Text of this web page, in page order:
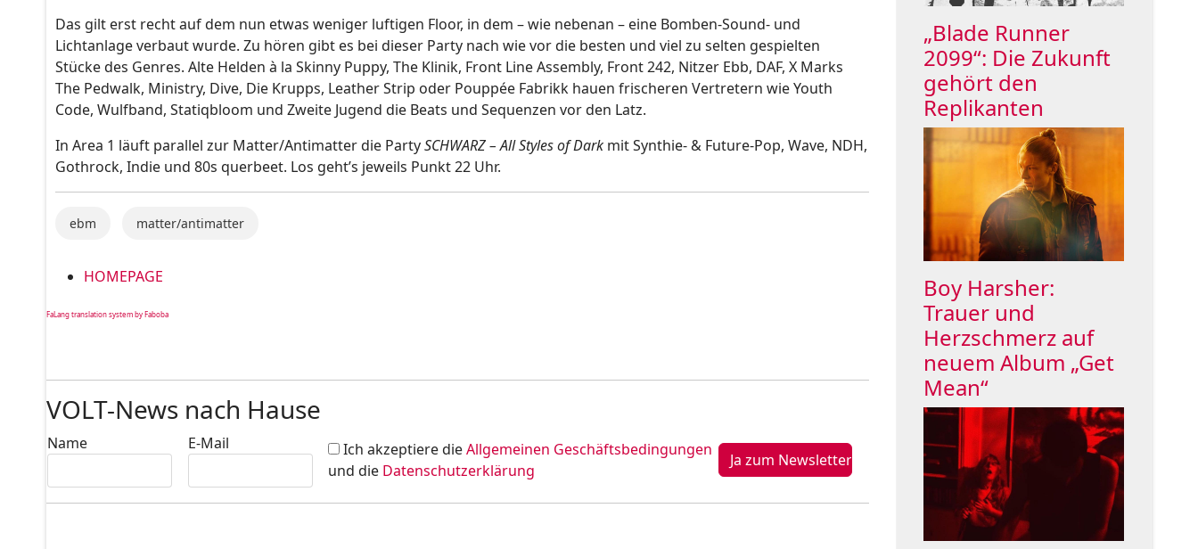
Das gilt erst recht auf dem nun etwas weniger luftigen Floor, in dem – wie nebenan – eine Bomben-Sound- und
Lichtanlage verbaut wurde. Zu hören gibt es bei dieser Party nach wie vor die besten und viel zu selten gespielten
Stücke des Genres. Alte Helden à la Skinny Puppy, The Klinik, Front Line Assembly, Front 242, Nitzer Ebb, DAF, X Marks
The Pedwalk, Ministry, Dive, Die Krupps, Leather Strip oder Pouppée Fabrikk hauen frischeren Vertretern wie Youth
Code, Wulfband, Statiqbloom und Zweite Jugend die Beats und Sequenzen vor den Latz.
In Area 1 läuft parallel zur Matter/Antimatter die PartySCHWARZ – All Styles of Dark mit Synthie- & Future-Pop, Wave, NDH,
Gothrock, Indie und 80s querbeet. Los geht’s jeweils Punkt 22 Uhr.
ebm matter/antimatter
HOMEPAGE
FaLang translation system by Faboba
VOLT-News nach Hause
Name E-Mail Ich akzeptiere dieAllgemeinen Geschäftsbedingungen
und die Datenschutzerklärung
„Blade Runner
2099“: Die Zukunft
gehört den
Replikanten
Boy Harsher:
Trauer und
Herzschmerz auf
neuem Album „Get
Mean“